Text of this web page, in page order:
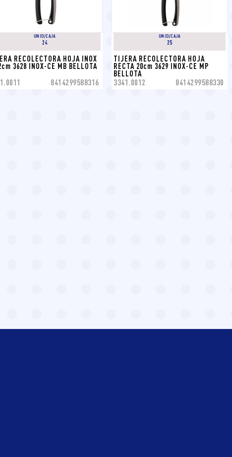
UNID/CAJA
24
RECOLECTORA HOJA INOX
3628 INOX-CE MB BELLOTA
8414299588316
UNID/CAJA
25
TIJERA RECOLECTORA HOJA
RECTA 20cm 3629 INOX-CE MP
BELLOTA
3341.0012 8414299588330